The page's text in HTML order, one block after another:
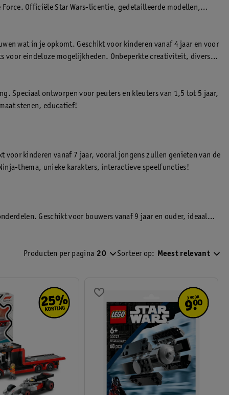
Officiële Star Wars-licentie, gedetailleerde modellen,
wat in je opkomt. Geschikt voor kinderen vanaf 4 jaar en voor
voor eindeloze mogelijkheden. Onbeperkte creativiteit, diverse
Speciaal ontworpen voor peuters en kleuters van 1,5 tot 5 jaar,
stenen, educatief!
voor kinderen vanaf 7 jaar, vooral jongens zullen genieten van de
thema, unieke karakters, interactieve speelfuncties!
Geschikt voor bouwers vanaf 9 jaar en ouder, ideaal
Producten per pagina 20 Sorteer op: Meest relevant